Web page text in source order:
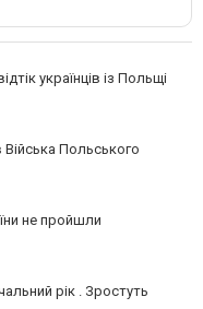
українців із Польщі
Війська Польського
не пройшли
рік . Зростуть